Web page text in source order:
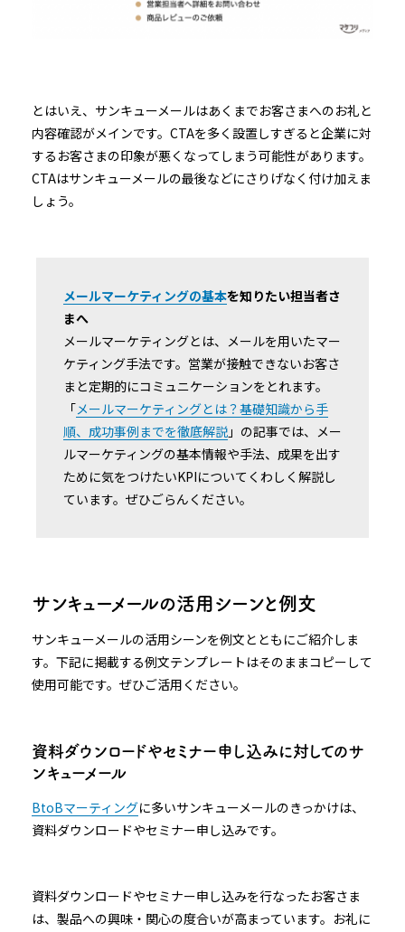
とはいえ、サンキューメールはあくまでお客さまへのお礼と
内容確認がメインです。CTAを多く設置しすぎると企業に対
するお客さまの印象が悪くなってしまう可能性があります。
CTAはサンキューメールの最後などにさりげなく付け加えま
しょう。
メールマーケティングの基本を知りたい担当者さ
まへ
メールマーケティングとは、メールを用いたマー
ケティング手法です。営業が接触できないお客さ
まと定期的にコミュニケーションをとれます。
「メールマーケティングとは？基礎知識から手
順、成功事例までを徹底解説 」の記事では、メー
ルマーケティングの基本情報や手法、成果を出す
ために気をつけたいKPIについてくわしく解説し
ています。ぜひごらんください。
サンキューメールの活用シーンと例文
サンキューメールの活用シーンを例文とともにご紹介しま
す。下記に掲載する例文テンプレートはそのままコピーして
使用可能です。ぜひご活用ください。
資料ダウンロードやセミナー申し込みに対してのサ
ンキューメール
BtoBマーティングに多いサンキューメールのきっかけは、
資料ダウンロードやセミナー申し込みです。
資料ダウンロードやセミナー申し込みを行なったお客さま
は、製品への興味・関心の度合いが高まっています。お礼に